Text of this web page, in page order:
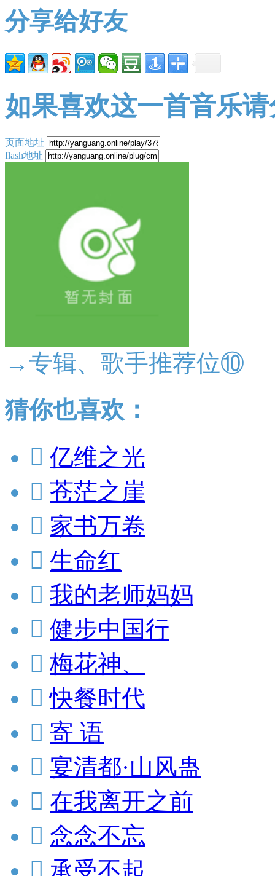
分享给好友
如果喜欢这一首音乐
页面地址
flash地址
→专辑、歌手推荐位⑩
猜你也喜欢：
 亿维之光
 苍茫之崖
 家书万卷
 生命红
 我的老师妈妈
 健步中国行
 梅花神、
 快餐时代
 寄 语
 宴清都·山风蛊
 在我离开之前
 念念不忘
 承受不起